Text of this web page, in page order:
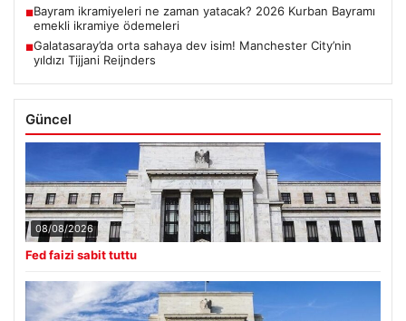
■Bayram ikramiyeleri ne zaman yatacak? 2026 Kurban Bayramı
emekli ikramiye ödemeleri
■Galatasaray’da orta sahaya dev isim! Manchester City’nin
yıldızı Tijjani Reijnders
Güncel
08/08/2026
Fed faizi sabit tuttu